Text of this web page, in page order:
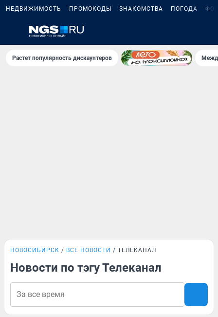
НЕДВИЖИМОСТЬ ПРОМОКОДЫ ЗНАКОМСТВА ПОГОДА
Растет популярность дискаунтеров
НОВОСИБИРСК ВСЕ НОВОСТИ ТЕЛЕКАНАЛ
Новости по тэгу Телеканал